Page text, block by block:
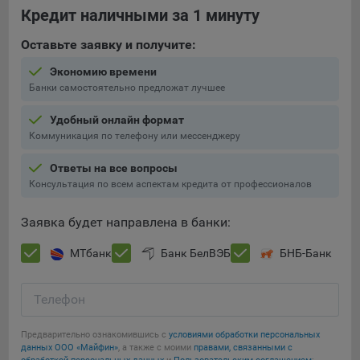
5.4. Создание и предоставление персонализированной
рекламы пользователю.
9.1. Технические (обязательные) файлы cookie, например,
применяемые при регистрации либо входе в систему, или
cookie используются в целях обеспечения корректной
работы сайтов и полноценного использования его
системах. Вместе с тем, пользователь может настроить
браузер, чтобы он блокировал такие файлы сookie или
случае некоторые разделы сайта могут не работать).
9.2. Функциональные файлы cookie, например,
дополнительных функций сайтов, например, для хранения
пользователя или выбора языка, и для предотвращения
повторных прохождений опросов пользователями.
Кредит наличными за 1 минуту
Оставьте заявку и получите:
Экономию времени
Банки самостоятельно предложат лучшее
Удобный онлайн формат
Коммуникация по телефону или мессенджеру
Ответы на все вопросы
Консультация по всем аспектам кредита от профессионалов
Заявка будет направлена в банки:
МТбанк Банк БелВЭБ БНБ-Банк
Телефон
Предварительно ознакомившись с условиями обработки персональных
данных ООО «Майфин», а также с моими правами, связанными с